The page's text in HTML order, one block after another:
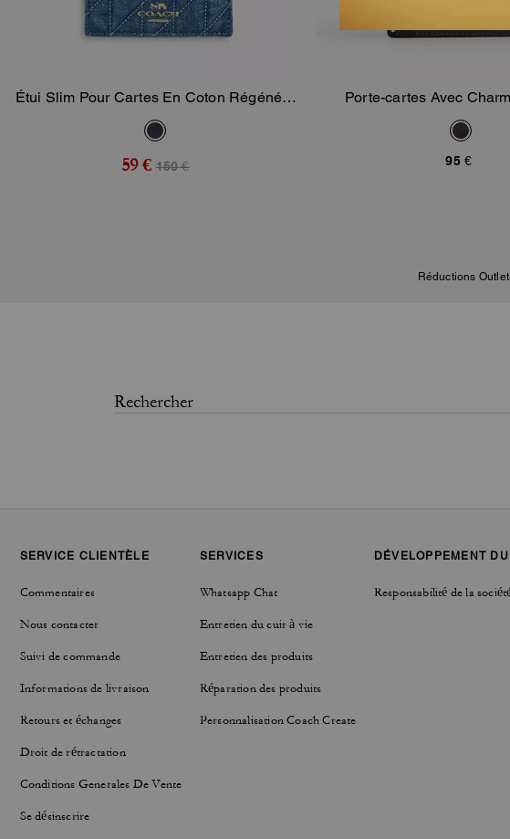
Étui Slim Pour Cartes En Coton Régénéré
Matelassé
59 € 150 €
Porte-cartes Avec
Signature
95 €
Réductions Outlet
SERVICE CLIENTÈLE
Commentaires
Nous contacter
Suivi de commande
Informations de livraison
Retours et échanges
Droit de rétractation
Conditions Generales De Vente
Se désinscrire
SERVICES
Whatsapp Chat
Entretien du cuir à vie
Entretien des produits
Réparation des produits
Personnalisation Coach Create
DÉVELOPPEMENT
Responsabilité de la